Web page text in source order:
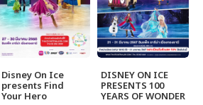
Disney On Ice
presents Find
Your Hero
DISNEY ON ICE
PRESENTS 100
YEARS OF WONDER